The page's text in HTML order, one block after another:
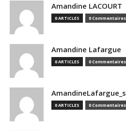
Amandine LACOURT
0 ARTICLES 0 Commentaires
Amandine Lafargue
0 ARTICLES 0 Commentaires
0 ARTICLES 0 Commentaires